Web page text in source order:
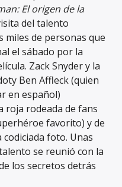
El origen de la
del talento
miles de personas que
el sábado por la
Zack Snyder y la
Ben Affleck (quien
en español)
rodeada de fans
favorito) y de
foto. Unas
se reunió con la
los secretos detrás